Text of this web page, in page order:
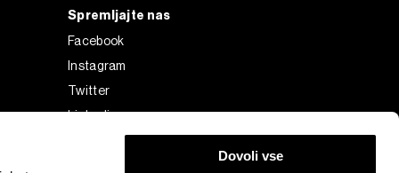
Dovoli vse
Spremljajte nas
Facebook
Instagram
Twitter
Linkedin